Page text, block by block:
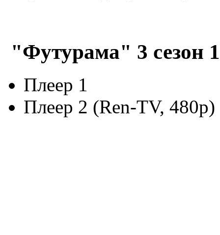
"Футурама" 3 сезон
Плеер 1
Плеер 2 (Ren-TV, 480p)